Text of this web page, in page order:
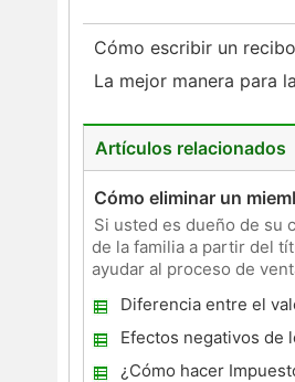
Cómo escribir un
La mejor manera para
Artículos relacionados
Cómo eliminar un
Si usted es dueño de su
de la familia a partir del
ayudar al proceso de
Diferencia entre el
Blue Book valor
Efectos negativos de
¿Cómo hacer